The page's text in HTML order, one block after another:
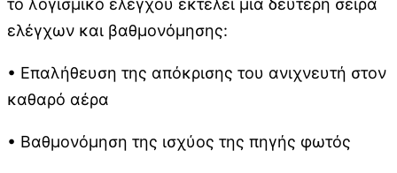
το λογισμικό ελέγχου εκτελεί μια δεύτερη σειρά
ελέγχων και βαθμονόμησης:
• Επαλήθευση της απόκρισης του ανιχνευτή στον
καθαρό αέρα
• Βαθμονόμηση της ισχύος της πηγής φωτός